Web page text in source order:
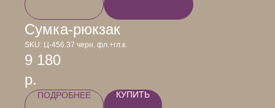
Сумка-рюкзак
SKU: Ц-456.37 черн. фл.+гл.к.
9 180
р.
ПОДРОБНЕЕ КУПИТЬ